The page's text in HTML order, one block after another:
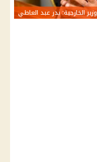
وزير الخارجية: بدر عبد العاطي